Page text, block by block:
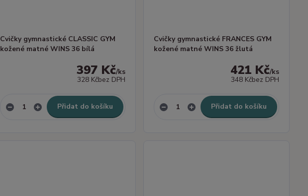
Cvičky gymnastické CLASSIC GYM
kožené matné WINS 36 bílá
397 Kč/ks
328 Kčbez DPH
Přidat do košíku
Cvičky gymnastické FRANCES GYM
kožené matné WINS 36 žlutá
421 Kč/ks
348 Kčbez DPH
Přidat do košíku